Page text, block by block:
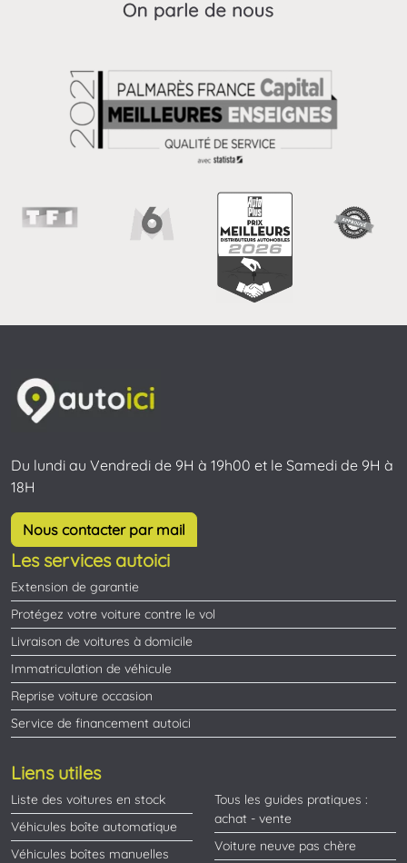
Du lundi au Vendredi de 9H à 19h00 et le Samedi de 9H à
18H
Nous contacter par mail
Les services autoici
Extension de garantie
Protégez votre voiture contre le vol
Livraison de voitures à domicile
Immatriculation de véhicule
Reprise voiture occasion
Service de financement autoici
Liens utiles
Liste des voitures en stock
Véhicules boîte automatique
Véhicules boîtes manuelles
Tous les guides pratiques :
achat - vente
Voiture neuve pas chère